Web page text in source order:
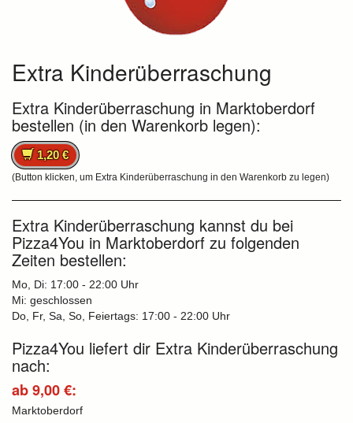
Extra Kinderüberraschung
Extra Kinderüberraschung in Marktoberdorf
bestellen (in den Warenkorb legen):
1,20 €
(Button klicken, um Extra Kinderüberraschung in den Warenkorb zu legen)
Extra Kinderüberraschung kannst du bei
Pizza4You in Marktoberdorf zu folgenden
Zeiten bestellen:
Mo, Di: 17:00 - 22:00 Uhr
Mi: geschlossen
Do, Fr, Sa, So, Feiertags: 17:00 - 22:00 Uhr
Pizza4You liefert dir Extra Kinderüberraschung
nach:
ab 9,00 €:
Marktoberdorf